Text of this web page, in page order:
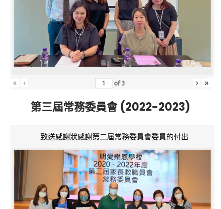
« ‹ of3 › »
第三屆常務委員會 (2022-2023)
致送感謝狀感謝第二屆常務委員會委員的付出